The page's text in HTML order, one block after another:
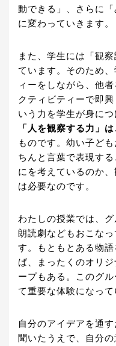
動できる」、さらに
に変わっていきます。
また、学生には「観
ています。そのため
ィーをしながら、他
クティビティーで即
いう力を学生が身に
「人を観察する力」
ものです。幼い子ど
ちんと言葉で表現す
にを考えているのか
は必要なのです。
わたしの授業では、
朗読劇などもおこな
す。もともとある物
ば、まったくのオリ
ープもある。このグ
て重要な体験になって
自分のアイデアを通
聞いたうえで、自分